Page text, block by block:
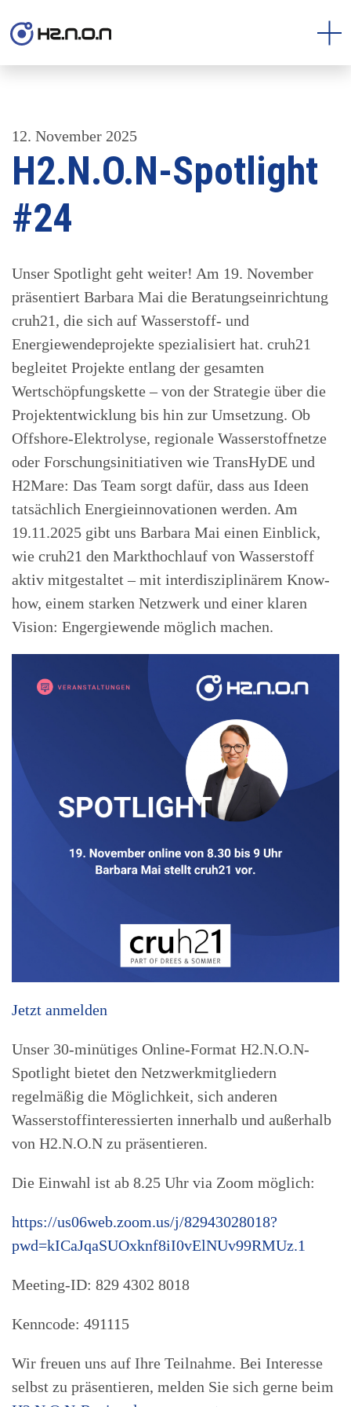
12. November 2025
H2.N.O.N-Spotlight
#24
Unser Spotlight geht weiter! Am 19. November
präsentiert Barbara Mai die Beratungseinrichtung
cruh21, die sich auf Wasserstoff- und
Energiewendeprojekte spezialisiert hat. cruh21
begleitet Projekte entlang der gesamten
Wertschöpfungskette – von der Strategie über die
Projektentwicklung bis hin zur Umsetzung. Ob
Offshore-Elektrolyse, regionale Wasserstoffnetze
oder Forschungsinitiativen wie TransHyDE und
H2Mare: Das Team sorgt dafür, dass aus Ideen
tatsächlich Energieinnovationen werden. Am
19.11.2025 gibt uns Barbara Mai einen Einblick,
wie cruh21 den Markthochlauf von Wasserstoff
aktiv mitgestaltet – mit interdisziplinärem Know-
how, einem starken Netzwerk und einer klaren
Vision: Engergiewende möglich machen.
Jetzt anmelden
Unser 30-minütiges Online-Format H2.N.O.N-
Spotlight bietet den Netzwerkmitgliedern
regelmäßig die Möglichkeit, sich anderen
Wasserstoffinteressierten innerhalb und außerhalb
von H2.N.O.N zu präsentieren.
Die Einwahl ist ab 8.25 Uhr via Zoom möglich:
https://us06web.zoom.us/j/82943028018?
pwd=kICaJqaSUOxknf8iI0vElNUv99RMUz.1
Meeting-ID: 829 4302 8018
Kenncode: 491115
Wir freuen uns auf Ihre Teilnahme. Bei Interesse
selbst zu präsentieren, melden Sie sich gerne beim